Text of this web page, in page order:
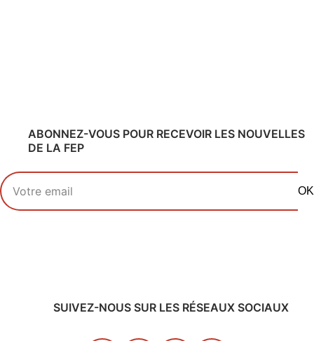
ABONNEZ-VOUS POUR RECEVOIR LES NOUVELLES
DE LA FEP
Votre adresse email
OK
SUIVEZ-NOUS SUR LES RÉSEAUX SOCIAUX